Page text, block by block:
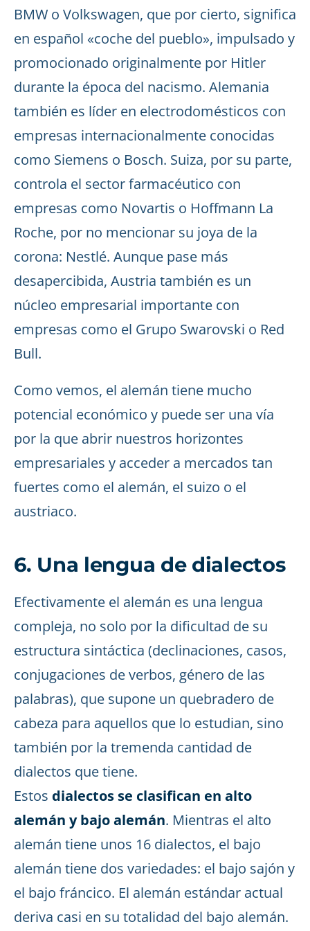
BMW o Volkswagen, que por cierto, significa
en español «coche del pueblo», impulsado y
promocionado originalmente por Hitler
durante la época del nacismo. Alemania
también es líder en electrodomésticos con
empresas internacionalmente conocidas
como Siemens o Bosch. Suiza, por su parte,
controla el sector farmacéutico con
empresas como Novartis o Hoffmann La
Roche, por no mencionar su joya de la
corona: Nestlé. Aunque pase más
desapercibida, Austria también es un
núcleo empresarial importante con
empresas como el Grupo Swarovski o Red
Bull.
Como vemos, el alemán tiene mucho
potencial económico y puede ser una vía
por la que abrir nuestros horizontes
empresariales y acceder a mercados tan
fuertes como el alemán, el suizo o el
austriaco.
6. Una lengua de dialectos
Efectivamente el alemán es una lengua
compleja, no solo por la dificultad de su
estructura sintáctica (declinaciones, casos,
conjugaciones de verbos, género de las
palabras), que supone un quebradero de
cabeza para aquellos que lo estudian, sino
también por la tremenda cantidad de
dialectos que tiene.
Estos dialectos se clasifican en alto
alemán y bajo alemán. Mientras el alto
alemán tiene unos 16 dialectos, el bajo
alemán tiene dos variedades: el bajo sajón y
el bajo fráncico. El alemán estándar actual
deriva casi en su totalidad del bajo alemán.